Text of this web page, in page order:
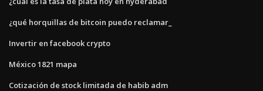
¿qué horquillas de bitcoin puedo reclamar_
Invertir en facebook crypto
México 1821 mapa
Cotización de stock limitada de habib adm